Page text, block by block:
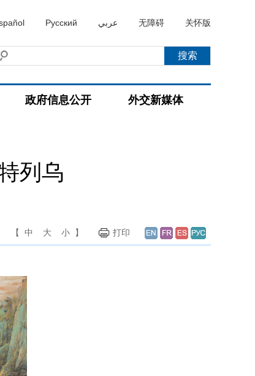
Русский عربي 无障碍 关怀版
政府信息公开 外交新媒体
列乌
【 中 大 小 】 打印